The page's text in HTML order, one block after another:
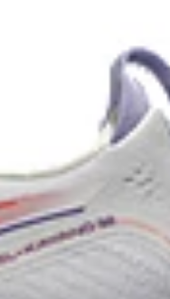
low-light conditions
dyeing process
and carbon emissions
conventional dyeing